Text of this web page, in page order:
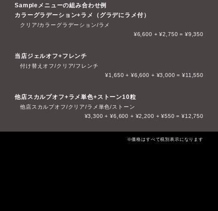
Sample メニューの組み合わせ例
カラーグラデーション+ラメ（グラデにラメ付）
クリア/カラーグラデーション/ラメ
¥6,600 + ¥2,750 = ¥9,350
当店ジェルオフ+フレンチ
付け替えオフ/クリア/フレンチ
¥1,650 + ¥6,600 + ¥3,000 = ¥11,550
他店スカルプオフ+ラメ単色+ストーン10粒
他店スカルプオフ/クリア/ラメ単色/ストーン
¥3,300 + ¥6,600 + ¥2,200 + ¥550 = ¥12,750
※価格はすべて税別表示になります